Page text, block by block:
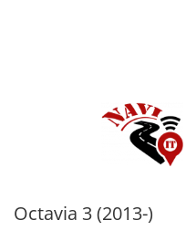
Octavia 3 (2013-)